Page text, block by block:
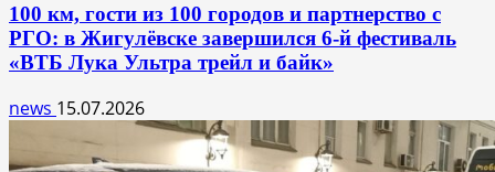
100 км, гости из 100 городов и партнерство с
РГО: в Жигулёвске завершился 6-й фестиваль
«ВТБ Лука Ультра трейл и байк»
news 15.07.2026